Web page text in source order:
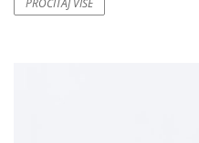
PROČITAJ VIŠE